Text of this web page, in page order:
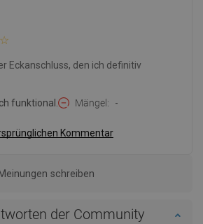
Eckanschluss, den ich definitiv
funktional. Mängel -
Kommentar
Meinungen schreiben
der Community